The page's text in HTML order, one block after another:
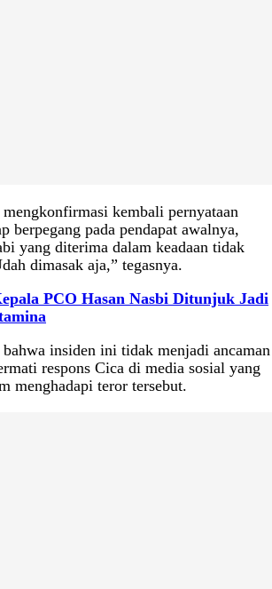
kembali pernyataan
berpegang pada pendapat awalnya,
yang diterima dalam keadaan tidak
dimasak aja,” tegasnya.
PCO Hasan Nasbi Ditunjuk Jadi
insiden ini tidak menjadi ancaman
respons Cica di media sosial yang
menghadapi teror tersebut.